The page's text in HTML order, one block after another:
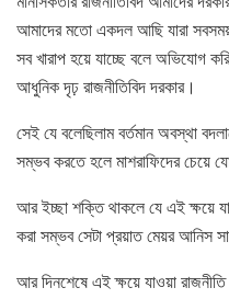
আমাদের মতো একদল আছি যারা
সব খারাপ হয়ে যাচ্ছে বলে অভিযোগ
আধুনিক দৃঢ় রাজনীতিবিদ দরকার।
সেই যে বলেছিলাম বর্তমান অবস্থা
সম্ভব করতে হলে মাশরাফিদের চেয়ে
আর ইচ্ছা শক্তি থাকলে যে এই ক্ষয়ে
করা সম্ভব সেটা প্রয়াত মেয়র আনিস
আর দিনশেষে এই ক্ষয়ে যাওয়া